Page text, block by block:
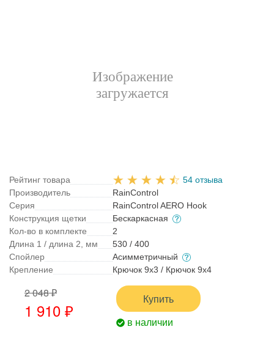
Рейтинг товара
54 отзыва
Производитель
RainControl
Серия
RainControl AERO Hook
Конструкция щетки
Бескаркасная
Кол-во в комплекте
2
Длина 1 / длина 2, мм
530 / 400
Спойлер
Асимметричный
Крепление
Крючок 9x3 / Крючок 9x4
2 048 ₽
1 910 ₽
Купить
в наличии